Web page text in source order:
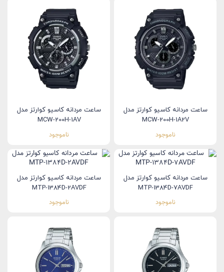
ساعت مردانه کاسیو کوارتز مدل
MCW-200H-1A2V
ناموجود
ساعت مردانه کاسیو کوارتز مدل
MCW-200H-1AV
ناموجود
ساعت مردانه کاسیو کوارتز مدل
MTP-1384D-7AVDF
ناموجود
ساعت مردانه کاسیو کوارتز مدل
MTP-1384D-2AVDF
ناموجود